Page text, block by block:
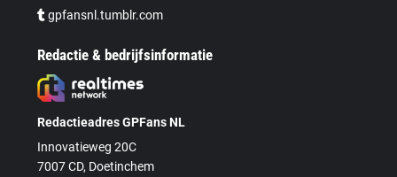
gpfansnl.tumblr.com
Redactie & bedrijfsinformatie
Redactieadres GPFans NL
Innovatieweg 20C
7007 CD, Doetinchem